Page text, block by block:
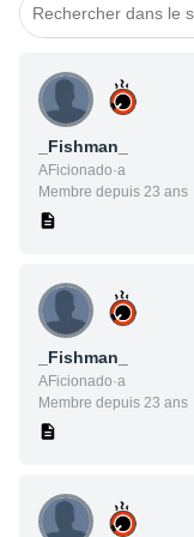
_Fishman_
AFicionado·a
Membre depuis 23 ans
_Fishman_
AFicionado·a
Membre depuis 23 ans